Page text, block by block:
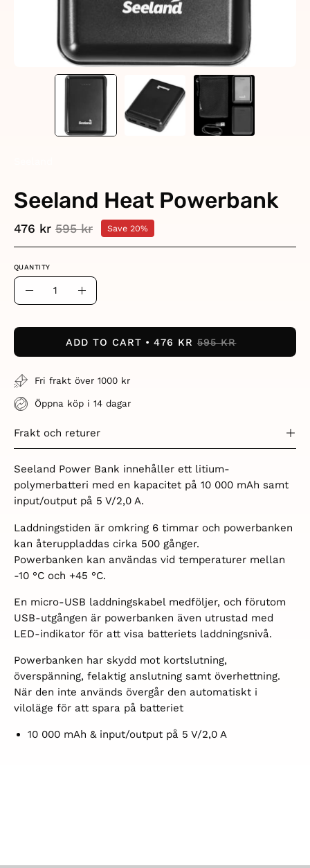
Seeland Heat Powerbank
476 kr 595 kr Save 20%
QUANTITY
Quantity
Decrease Increase
ADD TO CART 476 KR 595 KR
Fri frakt över 1000 kr
Öppna köp i 14 dagar
Frakt och returer
Seeland Power Bank innehåller ett litium-
polymerbatteri med en kapacitet på 10 000 mAh samt
input/output på 5 V/2,0 A.
Laddningstiden är omkring 6 timmar och powerbanken
kan återuppladdas cirka 500 gånger.
Powerbanken kan användas vid temperaturer mellan
-10 °C och +45 °C.
En micro-USB laddningskabel medföljer, och förutom
USB-utgången är powerbanken även utrustad med
LED-indikator för att visa batteriets laddningsnivå.
Powerbanken har skydd mot kortslutning,
överspänning, felaktig anslutning samt överhettning.
När den inte används övergår den automatiskt i
viloläge för att spara på batteriet
10 000 mAh & input/output på 5 V/2,0 A